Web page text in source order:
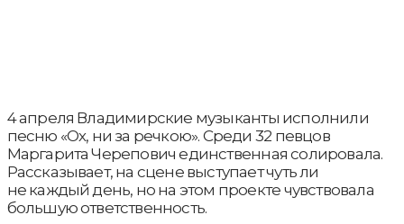
4 апреля Владимирские музыканты исполнили
песню «Ох, ни за речкою». Среди 32 певцов
Маргарита Черепович единственная солировала.
Рассказывает, на сцене выступает чуть ли
не каждый день, но на этом проекте чувствовала
большую ответственность.